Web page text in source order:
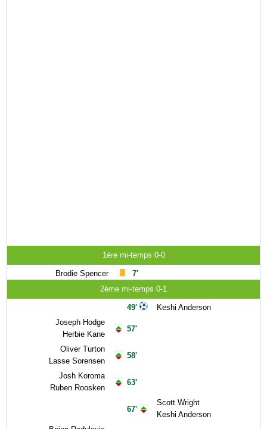
1ère mi-temps 0-0
Brodie Spencer
7'
2ème mi-temps 0-1
Joseph Hodge
Herbie Kane
Oliver Turton
Lasse Sorensen
Josh Koroma
Ruben Roosken
49'
57'
58'
63'
67'
Keshi Anderson
Scott Wright
Keshi Anderson